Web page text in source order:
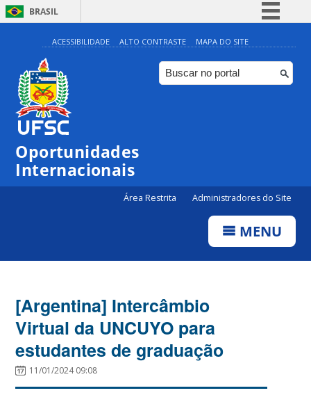
BRASIL
Simplifique!
Comunica BR
Participe
ACESSIBILIDADE ALTO CONTRASTE MAPA DO SITE
Oportunidades
Internacionais
Área Restrita Administradores do Site
MENU
[Argentina] Intercâmbio
Virtual da UNCUYO para
estudantes de graduação
11/01/2024 09:08